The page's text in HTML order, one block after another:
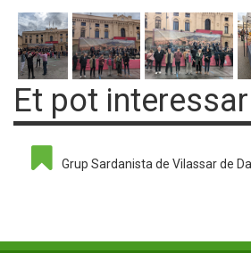
Et pot interessar
Grup Sardanista de Vilassar de